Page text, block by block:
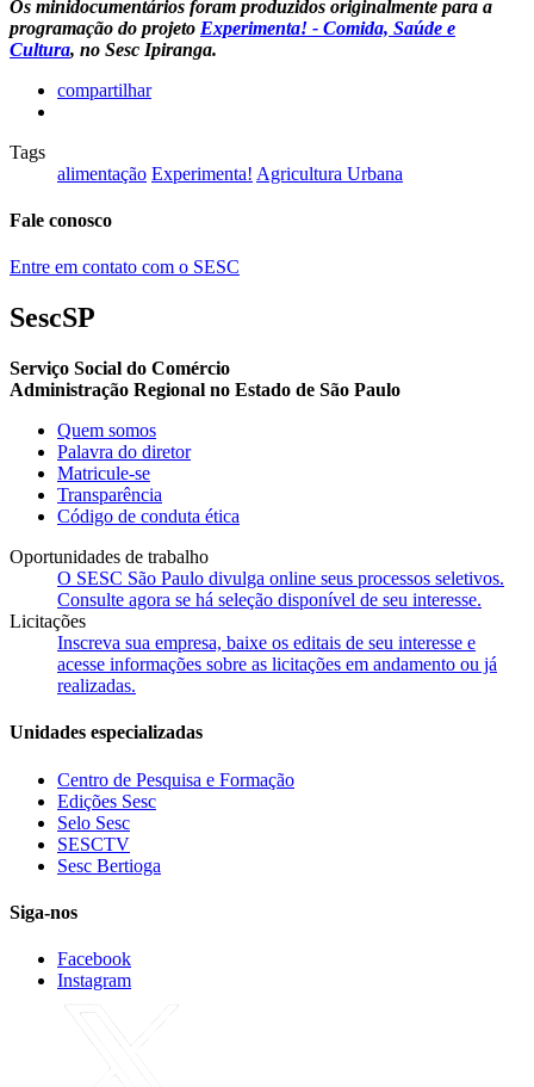
Os minidocumentários foram produzidos originalmente para a
programação do projeto Experimenta! - Comida, Saúde e
Cultura, no Sesc Ipiranga.
compartilhar
Tags
alimentação Experimenta! Agricultura Urbana
Fale conosco
Entre em contato com o SESC
SescSP
Serviço Social do Comércio
Administração Regional no Estado de São Paulo
Quem somos
Palavra do diretor
Matricule-se
Transparência
Código de conduta ética
Oportunidades de trabalho
O SESC São Paulo divulga online seus processos seletivos.
Consulte agora se há seleção disponível de seu interesse.
Licitações
Inscreva sua empresa, baixe os editais de seu interesse e
acesse informações sobre as licitações em andamento ou já
realizadas.
Unidades especializadas
Centro de Pesquisa e Formação
Edições Sesc
Selo Sesc
SESCTV
Sesc Bertioga
Siga-nos
Facebook
Instagram